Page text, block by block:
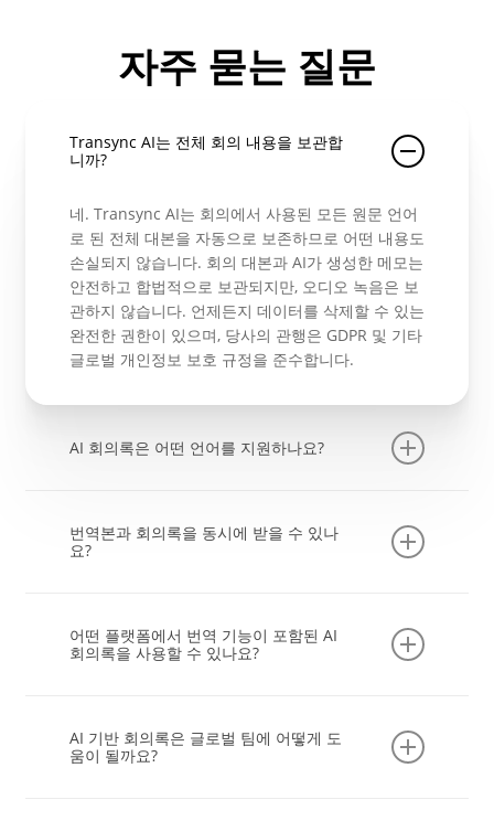
자주 묻는 질문
Transync AI는 전체 회의 내용을 보관합
니까?
네. Transync AI는 회의에서 사용된 모든 원문 언어
로 된 전체 대본을 자동으로 보존하므로 어떤 내용도
손실되지 않습니다. 회의 대본과 AI가 생성한 메모는
안전하고 합법적으로 보관되지만, 오디오 녹음은 보
관하지 않습니다. 언제든지 데이터를 삭제할 수 있는
완전한 권한이 있으며, 당사의 관행은 GDPR 및 기타
글로벌 개인정보 보호 규정을 준수합니다.
AI 회의록은 어떤 언어를 지원하나요?
계 팀이 필요한 언어로 주요 사항, 결정 사항 및 실행
항목을 검토할 수 있습니다.
번역본과 회의록을 동시에 받을 수 있나
요?
어 번역을 제공하고, 회의가 끝나면 AI 기반 메모를
생성합니다.
어떤 플랫폼에서 번역 기능이 포함된 AI
회의록을 사용할 수 있나요?
Microsoft Teams, Google Meet, and other major
conferencing platforms, as well as on mobile
AI 기반 회의록은 글로벌 팀에 어떻게 도
움이 될까요?